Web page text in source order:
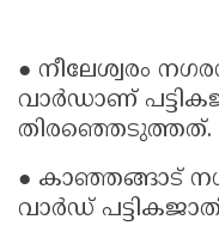
● നീലേശ്വരം
വാർഡാണ്
തിരഞ്ഞെടുത്തത്.
● കാഞ്ഞങ്ങാട്
വാർഡ്